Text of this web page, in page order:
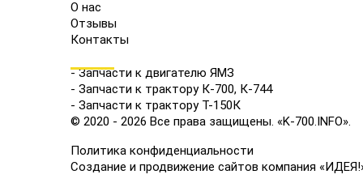
О нас
Отзывы
Контакты
- Запчасти к двигателю ЯМЗ
- Запчасти к трактору К-700, К-744
- Запчасти к трактору Т-150К
© 2020 - 2026 Все права защищены. «K-700.INFO».
Политика конфиденциальности
Создание и продвижение сайтов компания